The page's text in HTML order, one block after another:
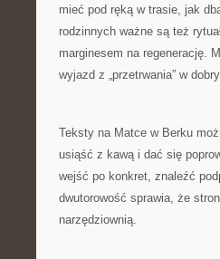
mieć pod ręką w trasie, jak
rodzinnych ważne są też
marginesem na regenerację.
wyjazd z „przetrwania” w
Teksty na Matce w Berku
usiąść z kawą i dać się
wejść po konkret, znaleźć
dwutorowość sprawia, że
narzędziownią.